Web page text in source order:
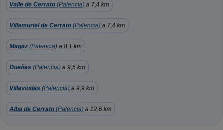
Valle de Cerrato (Palencia) a 7,4 km
Villamuriel de Cerrato (Palencia) a 7,4 km
Magaz (Palencia) a 8,1 km
Dueñas (Palencia) a 9,5 km
Villaviudas (Palencia) a 9,9 km
Alba de Cerrato (Palencia) a 12,6 km